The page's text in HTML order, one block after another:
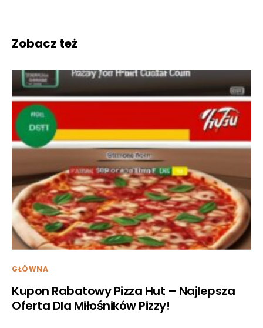
Zobacz też
GŁÓWNA
Kupon Rabatowy Pizza Hut – Najlepsza
Oferta Dla Miłośników Pizzy!